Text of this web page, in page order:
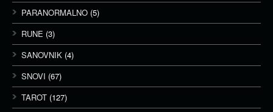
PARANORMALNO (5)
RUNE (3)
SANOVNIK (4)
SNOVI (67)
TAROT (127)